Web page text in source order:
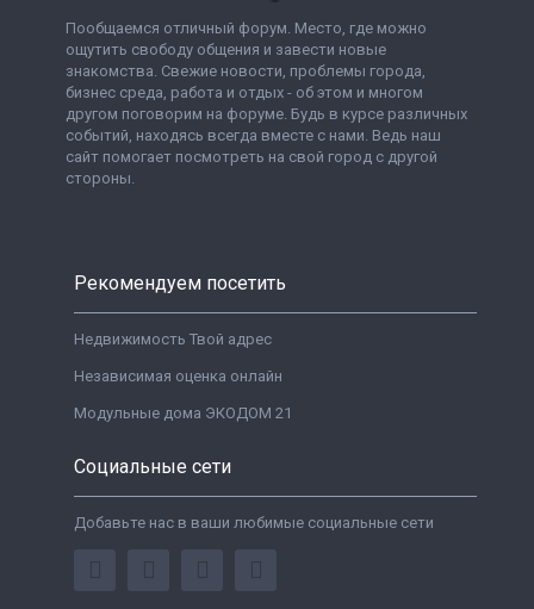
Пообщаемся отличный форум. Место, где можно
ощутить свободу общения и завести новые
знакомства. Свежие новости, проблемы города,
бизнес среда, работа и отдых - об этом и многом
другом поговорим на форуме. Будь в курсе различных
событий, находясь всегда вместе с нами. Ведь наш
сайт помогает посмотреть на свой город с другой
стороны.
Рекомендуем посетить
Недвижимость Твой адрес
Независимая оценка онлайн
Модульные дома ЭКОДОМ 21
Социальные сети
Добавьте нас в ваши любимые социальные сети